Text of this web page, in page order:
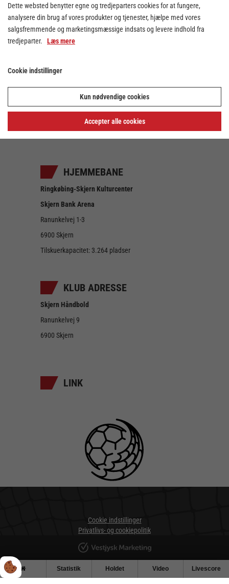
Jonathan Würtz
#70 Venstre fløj
Simon Sejer Kristensen
HJEMMEBANE
Ringkøbing-Skjern Kulturcenter
Skjern Bank Arena
Ranunkelvej 1-3
6900 Skjern
Tilskuerkapacitet: 3.264 pladser
KLUB ADRESSE
Skjern Håndbold
Ranunkelvej 9
6900 Skjern
LINK
Statistik Holdet Video Livescore
Cookie indstillinger
Privatlivs- og cookiepolitik
Dette websted benytter egne og tredjeparters cookies for at fungere,
analysere din brug af vores produkter og tjenester, hjælpe med vores
salgsfremmende og marketingsmæssige indsats og levere indhold fra
tredjeparter. Læs mere
Cookie indstillinger
Kun nødvendige cookies
Accepter alle cookies